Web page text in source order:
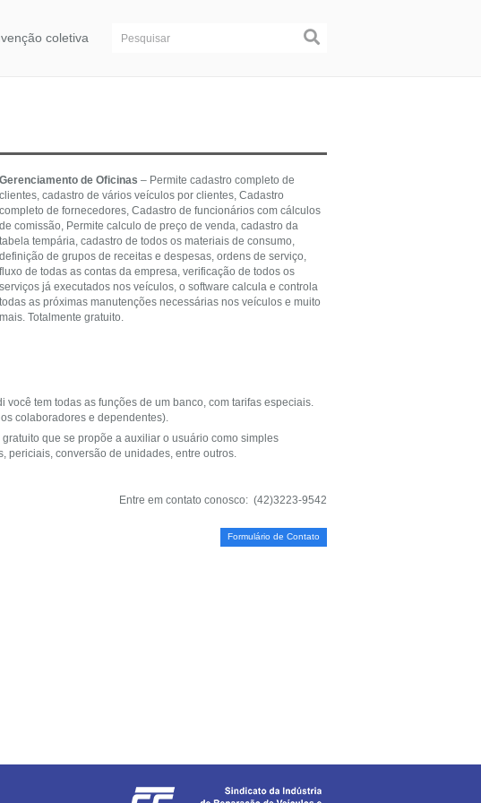
coletiva
Gerenciamento de Oficinas – Permite cadastro completo de
clientes, cadastro de vários veículos por clientes, Cadastro
completo de fornecedores, Cadastro de funcionários com cálculos
de comissão, Permite calculo de preço de venda, cadastro da
tabela tempária, cadastro de todos os materiais de consumo,
definição de grupos de receitas e despesas, ordens de serviço,
fluxo de todas as contas da empresa, verificação de todos os
serviços já executados nos veículos, o software calcula e controla
todas as próximas manutenções necessárias nos veículos e muito
mais. Totalmente gratuito.
tem todas as funções de um banco, com tarifas especiais.
colaboradores e dependentes).
que se propõe a auxiliar o usuário como simples
periciais, conversão de unidades, entre outros.
Entre em contato conosco: (42)3223-9542
Formulário de Contato